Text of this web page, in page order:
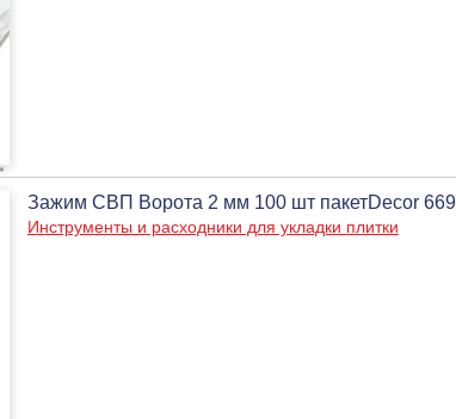
Зажим СВП Ворота 2 мм 100 шт пакетDecor
Инструменты и расходники для укладки плитки